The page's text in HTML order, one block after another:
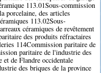
113.01Sous-commission
porcelaine, des articles
113.02Sous-
céramiques de revêtement
des produits réfractaires
114Commission paritaire de
paritaire de l'industrie des
et de Flandre occidentale
des briques de la province